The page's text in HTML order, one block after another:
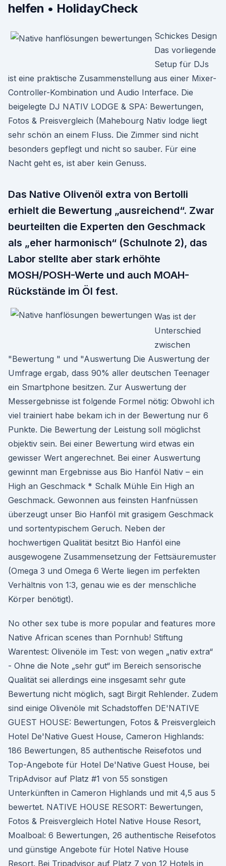
helfen • HolidayCheck
Schickes Design
Das vorliegende
Setup für DJs
ist eine praktische Zusammenstellung aus einer Mixer-
Controller-Kombination und Audio Interface. Die
beigelegte DJ NATIV LODGE & SPA: Bewertungen,
Fotos & Preisvergleich (Mahebourg Nativ lodge liegt
sehr schön an einem Fluss. Die Zimmer sind nicht
besonders gepflegt und nicht so sauber. Für eine
Nacht geht es, ist aber kein Genuss.
Das Native Olivenöl extra von Bertolli
erhielt die Bewertung „ausreichend“. Zwar
beurteilten die Experten den Geschmack
als „eher harmonisch“ (Schulnote 2), das
Labor stellte aber stark erhöhte
MOSH/POSH-Werte und auch MOAH-
Rückstände im Öl fest.
Was ist der
Unterschied
zwischen
"Bewertung " und "Auswertung Die Auswertung der
Umfrage ergab, dass 90% aller deutschen Teenager
ein Smartphone besitzen. Zur Auswertung der
Messergebnisse ist folgende Formel nötig: Obwohl ich
viel trainiert habe bekam ich in der Bewertung nur 6
Punkte. Die Bewertung der Leistung soll möglichst
objektiv sein. Bei einer Bewertung wird etwas ein
gewisser Wert angerechnet. Bei einer Auswertung
gewinnt man Ergebnisse aus Bio Hanföl Nativ – ein
High an Geschmack * Schalk Mühle Ein High an
Geschmack. Gewonnen aus feinsten Hanfnüssen
überzeugt unser Bio Hanföl mit grasigem Geschmack
und sortentypischem Geruch. Neben der
hochwertigen Qualität besitzt Bio Hanföl eine
ausgewogene Zusammensetzung der Fettsäuremuster
(Omega 3 und Omega 6 Werte liegen im perfekten
Verhältnis von 1:3, genau wie es der menschliche
Körper benötigt).
No other sex tube is more popular and features more
Native African scenes than Pornhub! Stiftung
Warentest: Olivenöle im Test: von wegen „nativ extra“
- Ohne die Note „sehr gut“ im Bereich sensorische
Qualität sei allerdings eine insgesamt sehr gute
Bewertung nicht möglich, sagt Birgit Rehlender. Zudem
sind einige Olivenöle mit Schadstoffen DE'NATIVE
GUEST HOUSE: Bewertungen, Fotos & Preisvergleich
Hotel De'Native Guest House, Cameron Highlands:
186 Bewertungen, 85 authentische Reisefotos und
Top-Angebote für Hotel De'Native Guest House, bei
TripAdvisor auf Platz #1 von 55 sonstigen
Unterkünften in Cameron Highlands und mit 4,5 aus 5
bewertet. NATIVE HOUSE RESORT: Bewertungen,
Fotos & Preisvergleich Hotel Native House Resort,
Moalboal: 6 Bewertungen, 26 authentische Reisefotos
und günstige Angebote für Hotel Native House
Resort. Bei Tripadvisor auf Platz 7 von 12 Hotels in